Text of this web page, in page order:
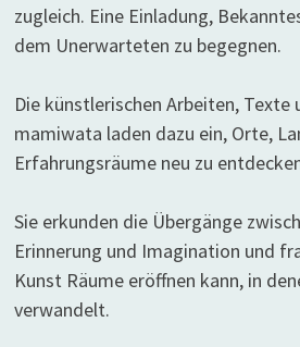
zugleich. Eine Einladung,
dem Unerwarteten zu begegnen.
Die künstlerischen Arbeiten, Texte
mamiwata laden dazu ein, Orte,
Erfahrungsräume neu zu
Sie erkunden die Übergänge
Erinnerung und Imagination und
Kunst Räume eröffnen kann, in
verwandelt.